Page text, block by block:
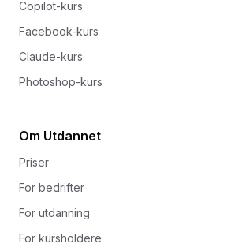
Copilot-kurs
Facebook-kurs
Claude-kurs
Photoshop-kurs
Om Utdannet
Priser
For bedrifter
For utdanning
For kursholdere